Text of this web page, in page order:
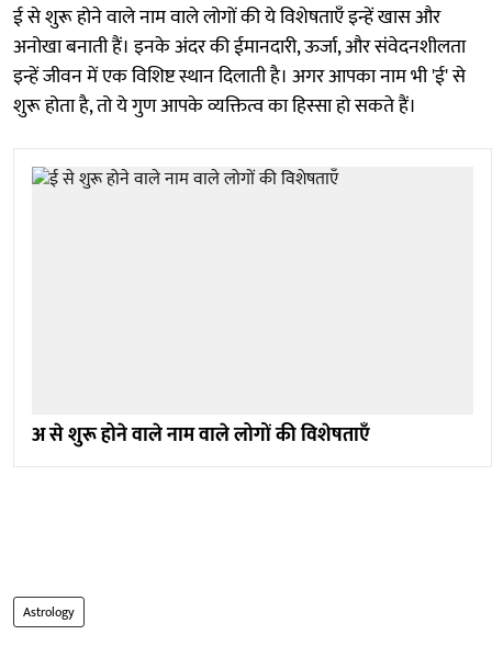
ई से शुरू होने वाले नाम वाले लोगों की ये विशेषताएँ इन्हें खास और
अनोखा बनाती हैं। इनके अंदर की ईमानदारी, ऊर्जा, और संवेदनशीलता
इन्हें जीवन में एक विशिष्ट स्थान दिलाती है। अगर आपका नाम भी 'ई' से
शुरू होता है, तो ये गुण आपके व्यक्तित्व का हिस्सा हो सकते हैं।
अ से शुरू होने वाले नाम वाले लोगों की विशेषताएँ
Astrology